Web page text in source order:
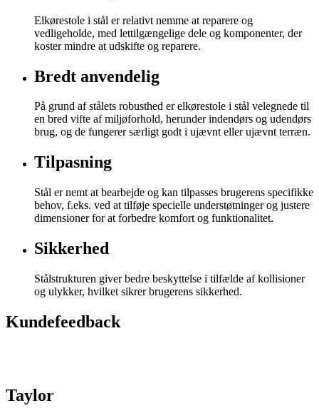
Elkørestole i stål er relativt nemme at reparere og
vedligeholde, med lettilgængelige dele og komponenter, der
koster mindre at udskifte og reparere.
Bredt anvendelig
På grund af stålets robusthed er elkørestole i stål velegnede til
en bred vifte af miljøforhold, herunder indendørs og udendørs
brug, og de fungerer særligt godt i ujævnt eller ujævnt terræn.
Tilpasning
Stål er nemt at bearbejde og kan tilpasses brugerens specifikke
behov, f.eks. ved at tilføje specielle understøtninger og justere
dimensioner for at forbedre komfort og funktionalitet.
Sikkerhed
Stålstrukturen giver bedre beskyttelse i tilfælde af kollisioner
og ulykker, hvilket sikrer brugerens sikkerhed.
Kundefeedback
Taylor